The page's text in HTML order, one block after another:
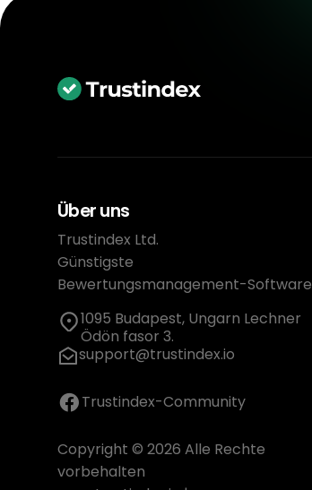
Über uns
Trustindex Ltd.
Günstigste
Bewertungsmanagement-Software
1095 Budapest, Ungarn Lechner
Ödön fasor 3.
support@trustindex.io
Trustindex-Community
Copyright © 2026 Alle Rechte
vorbehalten